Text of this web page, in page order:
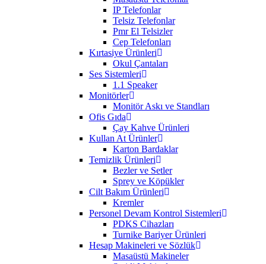
IP Telefonlar
Telsiz Telefonlar
Pmr El Telsizler
Cep Telefonları
Kırtasiye Ürünleri
Okul Çantaları
Ses Sistemleri
1.1 Speaker
Monitörler
Monitör Askı ve Standları
Ofis Gıda
Çay Kahve Ürünleri
Kullan At Ürünler
Karton Bardaklar
Temizlik Ürünleri
Bezler ve Setler
Sprey ve Köpükler
Cilt Bakım Ürünleri
Kremler
Personel Devam Kontrol Sistemleri
PDKS Cihazları
Turnike Bariyer Ürünleri
Hesap Makineleri ve Sözlük
Masaüstü Makineler